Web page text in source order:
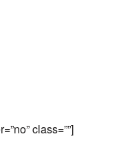
class=””]